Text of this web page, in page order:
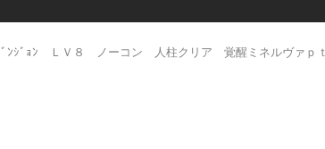
ﾞﾝｼﾞｮﾝ ＬＶ８ ノーコン 人柱クリア 覚醒ミネルヴァｐｔ